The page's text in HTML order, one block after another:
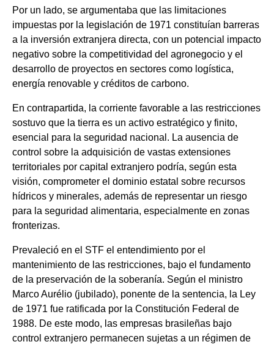
Por un lado, se argumentaba que las limitaciones
impuestas por la legislación de 1971 constituían barreras
a la inversión extranjera directa, con un potencial impacto
negativo sobre la competitividad del agronegocio y el
desarrollo de proyectos en sectores como logística,
energía renovable y créditos de carbono.
En contrapartida, la corriente favorable a las restricciones
sostuvo que la tierra es un activo estratégico y finito,
esencial para la seguridad nacional. La ausencia de
control sobre la adquisición de vastas extensiones
territoriales por capital extranjero podría, según esta
visión, comprometer el dominio estatal sobre recursos
hídricos y minerales, además de representar un riesgo
para la seguridad alimentaria, especialmente en zonas
fronterizas.
Prevaleció en el STF el entendimiento por el
mantenimiento de las restricciones, bajo el fundamento
de la preservación de la soberanía. Según el ministro
Marco Aurélio (jubilado), ponente de la sentencia, la Ley
de 1971 fue ratificada por la Constitución Federal de
1988. De este modo, las empresas brasileñas bajo
control extranjero permanecen sujetas a un régimen de